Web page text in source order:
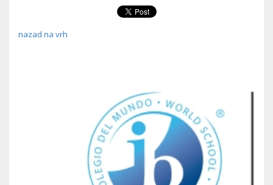
nazad na vrh